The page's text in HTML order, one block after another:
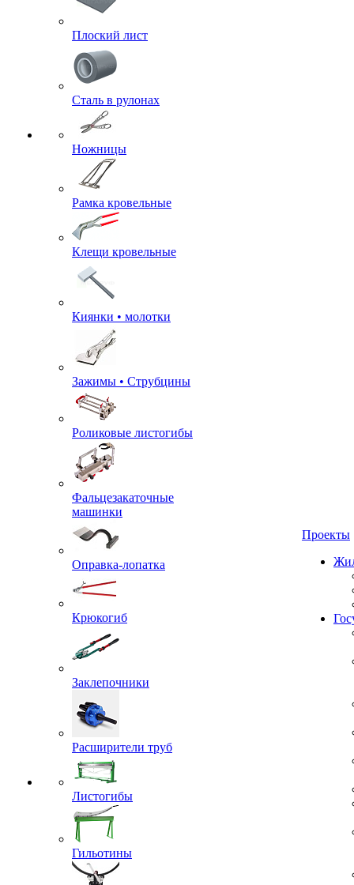
Плоский лист
Сталь в рулонах
Ножницы
Рамка кровельные
Клещи кровельные
Киянки • молотки
Зажимы • Струбцины
Роликовые листогибы
Фальцезакаточные
машинки
Оправка-лопатка
Крюкогиб
Заклепочники
Расширители труб
Листогибы
Гильотины